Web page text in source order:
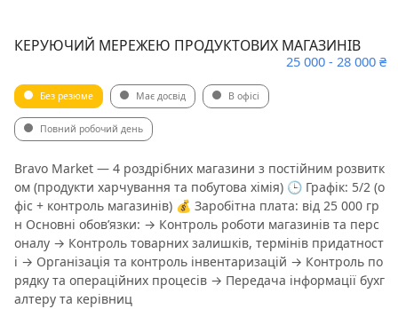
КЕРУЮЧИЙ МЕРЕЖЕЮ ПРОДУКТОВИХ МАГАЗИНІВ
25 000 - 28 000 ₴
Без резюме Має досвід В офісі
Повний робочий день
Bravo Market — 4 роздрібних магазини з постійним розвитк
ом (продукти харчування та побутова хімія) 🕒 Графік: 5/2 (о
фіс + контроль магазинів) 💰 Заробітна плата: від 25 000 гр
н Основні обов’язки: → Контроль роботи магазинів та перс
оналу → Контроль товарних залишків, термінів придатност
і → Організація та контроль інвентаризацій → Контроль по
рядку та операційних процесів → Передача інформації бухг
алтеру та керівниц